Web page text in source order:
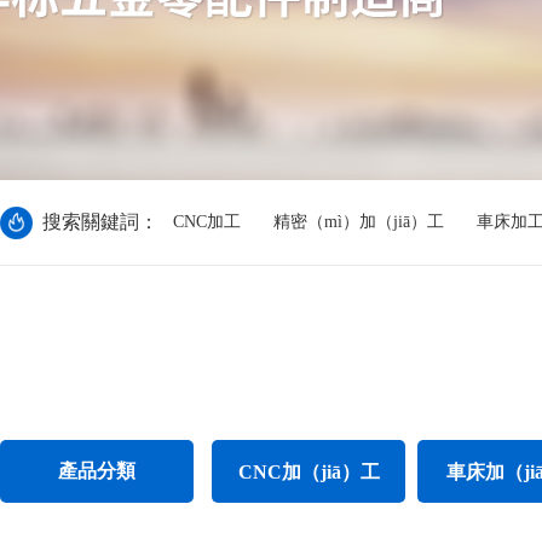
搜索關鍵詞： CNC加工 精密（mì）加（jiā）工 車床加
產品分類 CNC加（jiā）工 車床加（